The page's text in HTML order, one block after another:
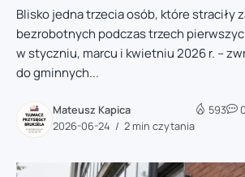
Blisko jedna trzecia osób, które straciły
bezrobotnych podczas trzech
w styczniu, marcu i kwietniu 2026 r. –
do gminnych...
Mateusz Kapica
2026-06-24
2 min czytania
593 0